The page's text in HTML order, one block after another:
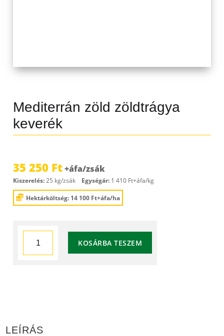
Mediterrán zöld zöldtrágya
keverék
35 250 Ft
Kiszerelés:25 kg/zsák Egységár: 1 410 Ft+áfa/kg
Hektárköltség: 14 100 Ft+áfa/ha
zöld
KOSÁRBA TESZEM
LEÍRÁS